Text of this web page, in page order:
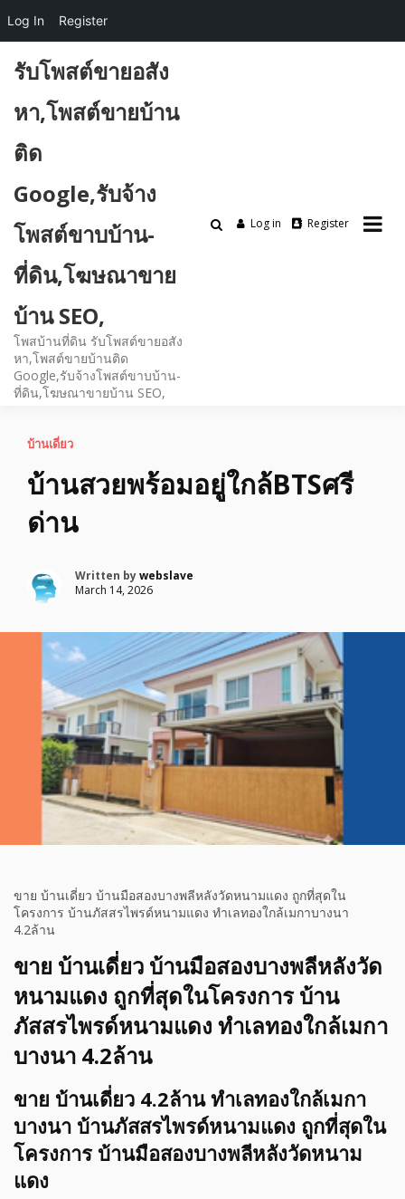
content
รับโพสต์ขายอสัง
หา,โพสต์ขายบ้าน
ติด
Google,รับจ้าง
โพสต์ขาบบ้าน-
ที่ดิน,โฆษณาขาย
บ้าน SEO,
โพสบ้านที่ดิน รับโพสต์ขายอสัง
หา,โพสต์ขายบ้านติด
Google,รับจ้างโพสต์ขาบบ้าน-
ที่ดิน,โฆษณาขายบ้าน SEO,
Log in Register
บ้านเดี่ยว
บ้านสวยพร้อมอยู่ใกล้BTSศรี
ด่าน
Written bywebslave
March 14, 2026
ขาย บ้านเดี่ยว บ้านมือสองบางพลีหลังวัดหนามแดง ถูกที่สุดใน
โครงการ บ้านภัสสรไพรด์หนามแดง ทำเลทองใกล้เมกาบางนา
4.2ล้าน
ขาย บ้านเดี่ยว บ้านมือสองบางพลีหลังวัด
หนามแดง ถูกที่สุดในโครงการ บ้าน
ภัสสรไพรด์หนามแดง ทำเลทองใกล้เมกา
บางนา 4.2ล้าน
ขาย บ้านเดี่ยว 4.2ล้าน ทำเลทองใกล้เมกา
บางนา บ้านภัสสรไพรด์หนามแดง ถูกที่สุดใน
โครงการ บ้านมือสองบางพลีหลังวัดหนาม
แดง
Log In Register